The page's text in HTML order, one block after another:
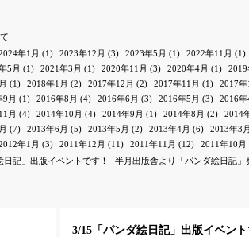
年1月 (1) 2023年12月 (3) 2023年5月 (1) 2022年11月 (1)
5月 (1) 2021年3月 (1) 2020年11月 (3) 2020年4月 (1) 2019
(1) 2018年1月 (2) 2017年12月 (2) 2017年11月 (1) 2017年
9月 (1) 2016年8月 (4) 2016年6月 (3) 2016年5月 (3) 2016年
月 (4) 2014年10月 (4) 2014年9月 (1) 2014年8月 (2) 2014
(7) 2013年6月 (5) 2013年5月 (2) 2013年4月 (6) 2013年3月
年1月 (3) 2011年12月 (11) 2011年11月 (12) 2011年10月
日記」出版イベントです！ 半月出版舎より「パンダ絵日記」
3/15「パンダ絵日記」出版イベント